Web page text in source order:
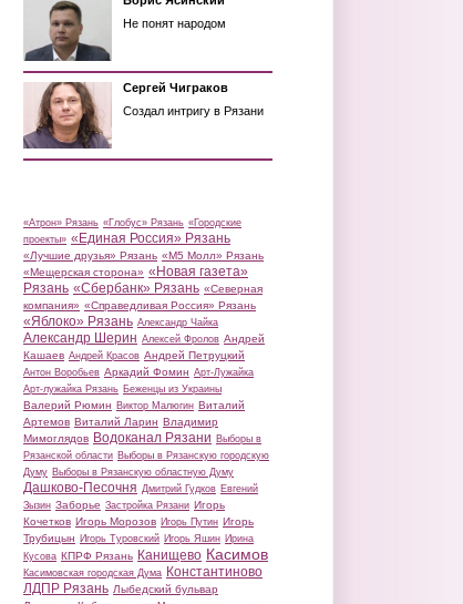
Не понят народом
Сергей Чиграков
Создал интригу в Рязани
«Атрон» Рязань «Глобус» Рязань «Городские
проекты» «Единая Россия» Рязань
«Лучшие друзья» Рязань «М5 Молл» Рязань
«Мещерская сторона» «Новая газета»
Рязань «Сбербанк» Рязань «Северная
компания» «Справедливая Россия» Рязань
«Яблоко» Рязань Александр Чайка
Александр Шерин Алексей Фролов Андрей
Кашаев Андрей Красов Андрей Петруцкий
Антон Воробьев Аркадий Фомин Арт-Лужайка
Арт-лужайка Рязань Беженцы из Украины
Валерий Рюмин Виктор Малюгин Виталий
Артемов Виталий Ларин Владимир
Мимоглядов Водоканал Рязани Выборы в
Рязанской области Выборы в Рязанскую городскую
Думу Выборы в Рязанскую областную Думу
Дашково-Песочня Дмитрий Гудков Евгений
Зызин Заборье Застройка Рязани Игорь
Кочетков Игорь Морозов Игорь Путин Игорь
Трубицын Игорь Туровский Игорь Яшин Ирина
Кусова КПРФ Рязань Канищево Касимов
Касимовская городская Дума Константиново
ЛДПР Рязань Лыбедский бульвар